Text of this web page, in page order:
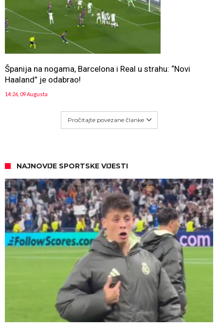
Španija na nogama, Barcelona i Real u strahu: “Novi
Haaland” je odabrao!
14:26, 09 Augusta
Pročitajte povezane članke
NAJNOVIJE SPORTSKE VIJESTI